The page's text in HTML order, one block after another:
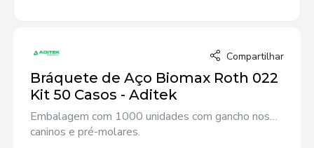
Compartilhar
Bráquete de Aço Biomax Roth 022
Kit 50 Casos - Aditek
Embalagem com 1000 unidades com gancho nos
caninos e pré-molares.